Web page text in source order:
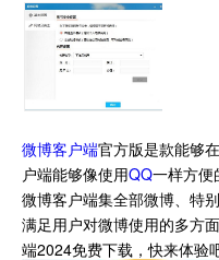
微博客户端官方版是款能够
户端能够像使用QQ一样方便
微博客户端集全部微博、特
满足用户对微博使用的多方
端2024免费下载，快来体验